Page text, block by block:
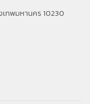
ทพมหานคร 10230